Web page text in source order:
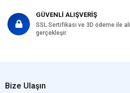
GÜVENLİ ALIŞVERİŞ
SSL Sertifikası ve 3D ödeme ile
gerçekleşir.
Bize Ulaşın